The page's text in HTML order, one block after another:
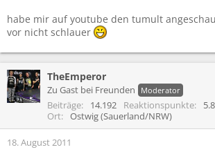
habe mir auf youtube den tumult
vor nicht schlauer
TheEmperor
Zu Gast bei Freunden Moderator
Beiträge 14.192 Reaktionspunkte
Ort
Ostwig (Sauerland/NRW)
18. August 2011